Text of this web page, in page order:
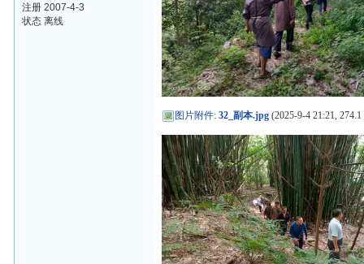
注册 2007-4-3
状态 离线
图片附件:32_副本.jpg (2025-9-4 21:21,